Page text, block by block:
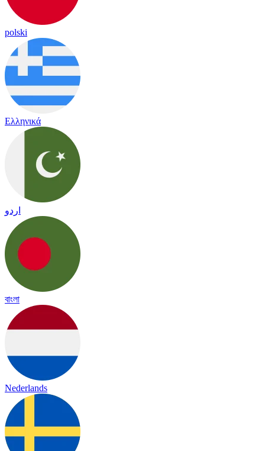
polski
Ελληνικά
اردو
বাংলা
Nederlands